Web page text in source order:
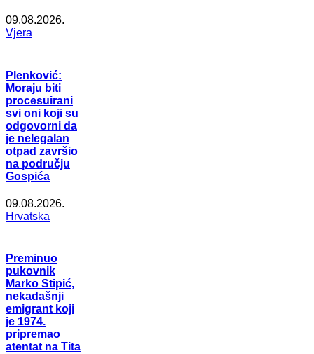
09.08.2026.
Vjera
Plenković:
Moraju biti
procesuirani
svi oni koji su
odgovorni da
je nelegalan
otpad završio
na području
Gospića
09.08.2026.
Hrvatska
Preminuo
pukovnik
Marko Stipić,
nekadašnji
emigrant koji
je 1974.
pripremao
atentat na Tita